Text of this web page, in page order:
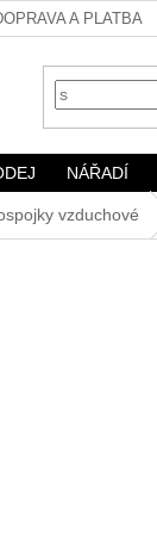
A PLATBA
NÁŘADÍ
vzduchové